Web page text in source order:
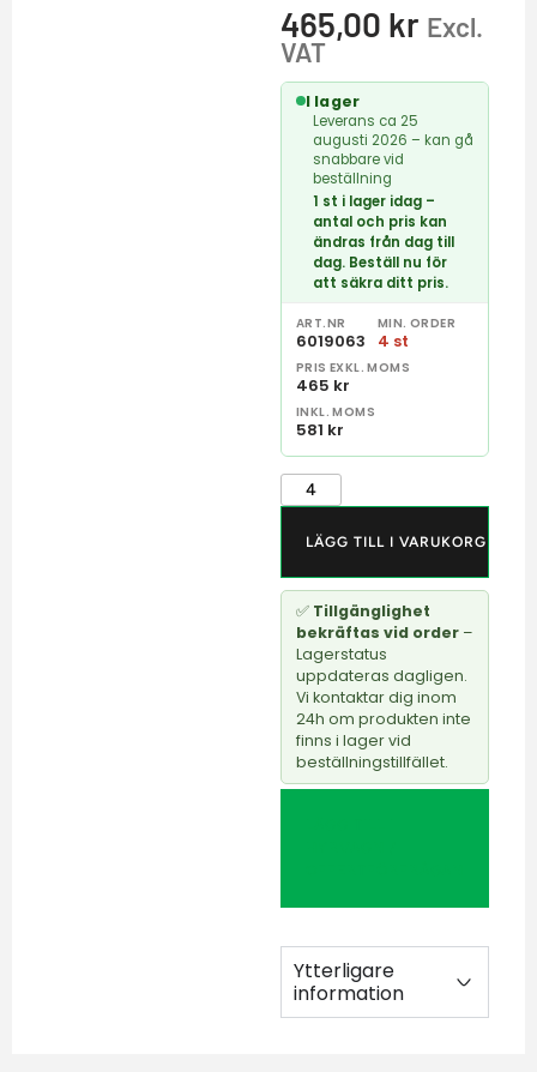
465,00 kr Excl.
VAT
I lager
Leverans ca 25
augusti 2026 – kan gå
snabbare vid
beställning
1 st i lager idag –
antal och pris kan
ändras från dag till
dag. Beställ nu för
att säkra ditt pris.
ART.NR
6019063
MIN. ORDER
4 st
PRIS EXKL. MOMS
465 kr
INKL. MOMS
581 kr
LÄGG TILL I VARUKORG
✅ Tillgänglighet
bekräftas vid order –
Lagerstatus
uppdateras dagligen.
Vi kontaktar dig inom
24h om produkten inte
finns i lager vid
beställningstillfället.
Ytterligare
information